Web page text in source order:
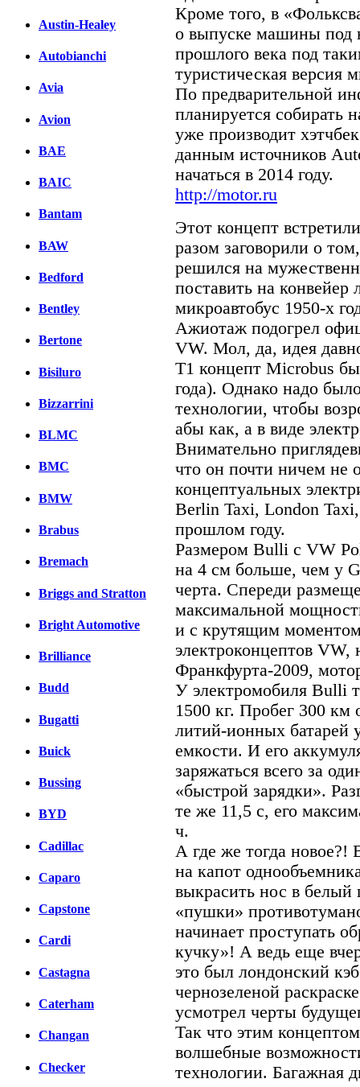
Austin-Healey
Autobianchi
Avia
Avion
BAE
BAIC
Bantam
BAW
Bedford
Bentley
Bertone
Bisiluro
Bizzarrini
BLMC
BMC
BMW
Brabus
Bremach
Briggs and Stratton
Bright Automotive
Brilliance
Budd
Bugatti
Buick
Bussing
BYD
Cadillac
Caparo
Capstone
Cardi
Castagna
Caterham
Changan
Checker
Кроме того, в
о выпуске машины под
прошлого века под
туристическая версия
По предварительной
планируется собирать
уже производит
данным источников
начаться в 2014 году.
http://motor.ru
Этот концепт
разом заговорили о
решился на
поставить на
микроавтобус 1950-х
Ажиотаж подогрел
VW. Мол, да, идея
Т1 концепт Microbus
года). Однако надо
технологии, чтобы
абы как, а в виде
Внимательно
что он почти ничем не
концептуальных
Berlin Taxi, London
прошлом году.
Размером Bulli с VW
на 4 см больше, чем у
черта. Спереди
максимальной
и с крутящим
электроконцептов
Франкфурта-2009,
У электромобиля Bulli
1500 кг. Пробег 300 км
литий-ионных батарей
емкости. И его
заряжаться всего за
«быстрой зарядки».
те же 11,5 с, его
ч.
А где же тогда
на капот
выкрасить нос в белый
«пушки»
начинает проступать
кучку»! А ведь еще
это был лондонский
чернозеленой
усмотрел черты
Так что этим
волшебные
технологии. Багажная